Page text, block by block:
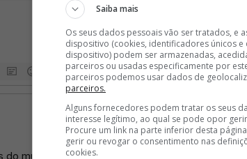
Saiba mais
Os seus dados pessoais vão ser tratados, e
dispositivo (cookies, identificadores únicos
dispositivo) podem ser armazenadas,
parceiros ou usadas especificamente por
parceiros podemos usar dados de
parceiros.
Alguns fornecedores podem tratar os seus
interesse legítimo, ao qual se pode opor
Procure um link na parte inferior desta
gerir ou revogar o consentimento nas
cookies.